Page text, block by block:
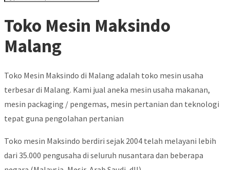
Toko Mesin Maksindo
Malang
Toko Mesin Maksindo di Malang adalah toko mesin usaha
terbesar di Malang. Kami jual aneka mesin usaha makanan,
mesin packaging / pengemas, mesin pertanian dan teknologi
tepat guna pengolahan pertanian
Toko mesin Maksindo berdiri sejak 2004 telah melayani lebih
dari 35.000 pengusaha di seluruh nusantara dan beberapa